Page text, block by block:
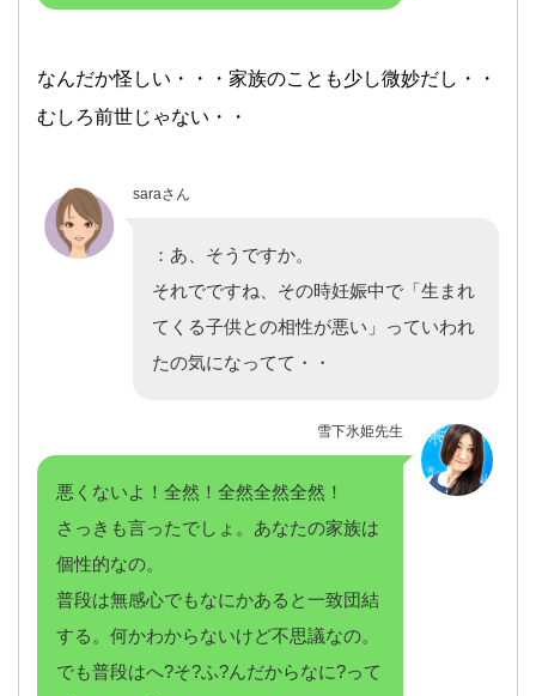
なんだか怪しい・・・家族のことも少し微妙だし・・
むしろ前世じゃない・・
saraさん
：あ、そうですか。
それでですね、その時妊娠中で「生まれ
てくる子供との相性が悪い」っていわれ
たの気になってて・・
雪下氷姫先生
悪くないよ！全然！全然全然全然！
さっきも言ったでしょ。あなたの家族は
個性的なの。
普段は無感心でもなにかあると一致団結
する。何かわからないけど不思議なの。
でも普段はへ?そ?ふ?んだからなに?って